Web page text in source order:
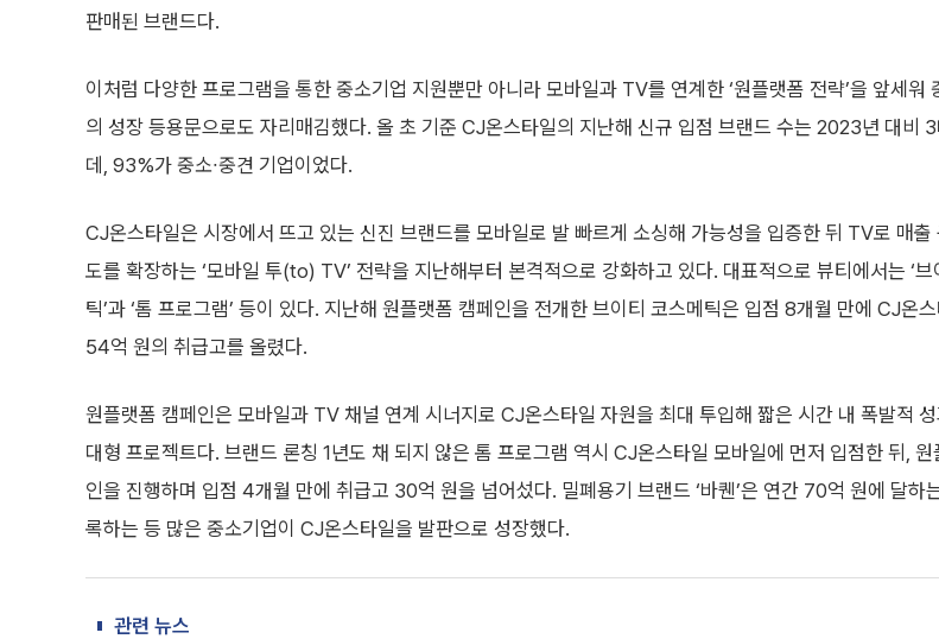
판매된 브랜드다.
이처럼 다양한 프로그램을 통한 중소기업 지원뿐만 아니라 모바일과 TV를 연계한 ‘원플랫폼 전략’을 앞세워
의 성장 등용문으로도 자리매김했다. 올 초 기준 CJ온스타일의 지난해 신규 입점 브랜드 수는 2023년 대비
데, 93%가 중소∙중견 기업이었다.
CJ온스타일은 시장에서 뜨고 있는 신진 브랜드를 모바일로 발 빠르게 소싱해 가능성을 입증한 뒤 TV로 매출
도를 확장하는 ‘모바일 투(to) TV’ 전략을 지난해부터 본격적으로 강화하고 있다. 대표적으로 뷰티에서는 ‘브
틱’과 ‘톰 프로그램’ 등이 있다. 지난해 원플랫폼 캠페인을 전개한 브이티 코스메틱은 입점 8개월 만에 CJ온
54억 원의 취급고를 올렸다.
원플랫폼 캠페인은 모바일과 TV 채널 연계 시너지로 CJ온스타일 자원을 최대 투입해 짧은 시간 내 폭발적
대형 프로젝트다. 브랜드 론칭 1년도 채 되지 않은 톰 프로그램 역시 CJ온스타일 모바일에 먼저 입점한 뒤, 원
인을 진행하며 입점 4개월 만에 취급고 30억 원을 넘어섰다. 밀폐용기 브랜드 ‘바퀜’은 연간 70억 원에 달하
록하는 등 많은 중소기업이 CJ온스타일을 발판으로 성장했다.
관련 뉴스